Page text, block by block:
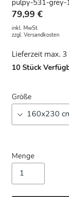
pulpy-531-grey-
79,99 €
inkl. MwSt.
zzgl. Versandkosten
Lieferzeit max. 3
10 Stück
Größe
Menge